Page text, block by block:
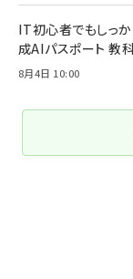
IT初心者でもしっか
成AIパスポート 教
8月4日 10:00